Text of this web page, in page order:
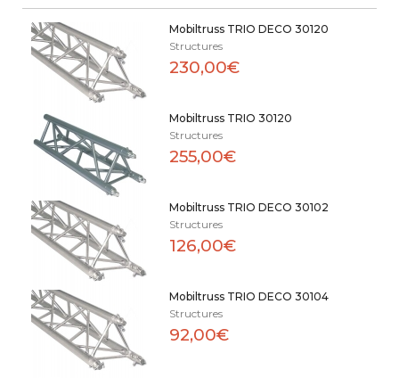
Mobiltruss TRIO DECO 30120
Structures
230,00€
Mobiltruss TRIO 30120
Structures
255,00€
Mobiltruss TRIO DECO 30102
Structures
126,00€
Mobiltruss TRIO DECO 30104
Structures
92,00€